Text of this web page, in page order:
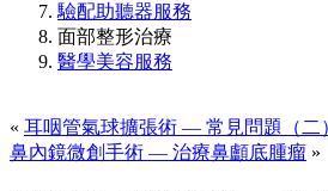
驗配助聽器服務
面部整形治療
醫學美容服務
« 耳咽管氣球擴張術 — 常見問題（二
鼻內鏡微創手術 — 治療鼻顱底腫瘤 »